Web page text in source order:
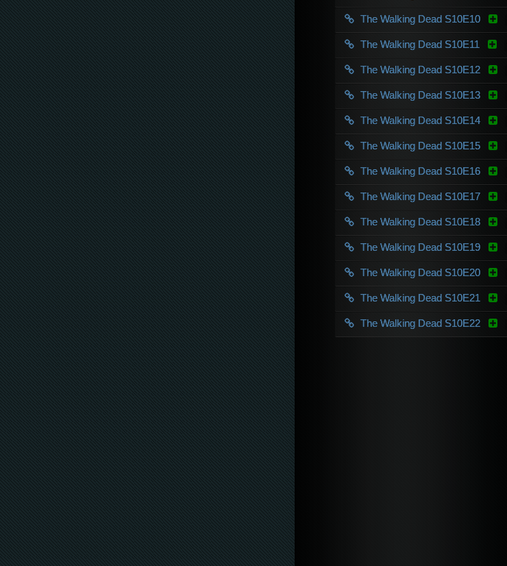
The Walking Dead S10E10
The Walking Dead S10E11
The Walking Dead S10E12
The Walking Dead S10E13
The Walking Dead S10E14
The Walking Dead S10E15
The Walking Dead S10E16
The Walking Dead S10E17
The Walking Dead S10E18
The Walking Dead S10E19
The Walking Dead S10E20
The Walking Dead S10E21
The Walking Dead S10E22